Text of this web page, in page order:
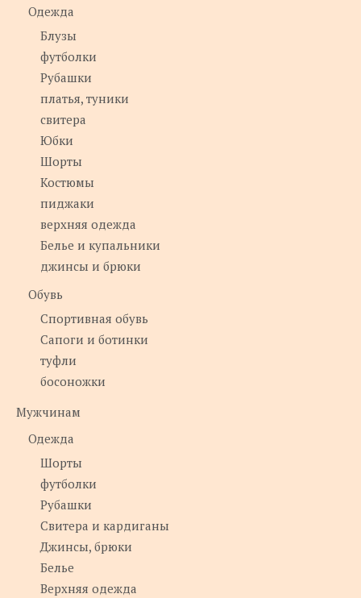
Одежда
Блузы
футболки
Рубашки
платья, туники
свитера
Юбки
Шорты
Костюмы
пиджаки
верхняя одежда
Белье и купальники
джинсы и брюки
Обувь
Спортивная обувь
Сапоги и ботинки
туфли
босоножки
Мужчинам
Одежда
Шорты
футболки
Рубашки
Свитера и кардиганы
Джинсы, брюки
Белье
Верхняя одежда